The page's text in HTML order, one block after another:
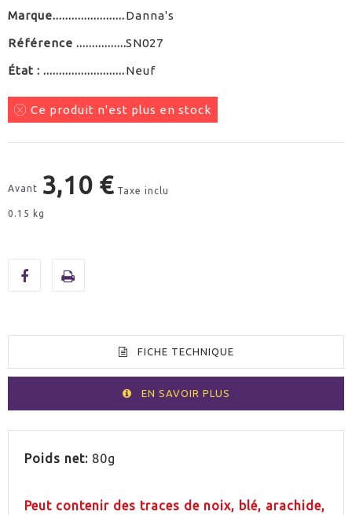
Marque Danna's
Référence SN027
État : Neuf
Ce produit n'est plus en stock
Avant 3,10 € Taxe inclu
0.15 kg
FICHE TECHNIQUE
EN SAVOIR PLUS
PAYS
Poids net: 80g
Peut contenir des traces de noix, blé, arachide,